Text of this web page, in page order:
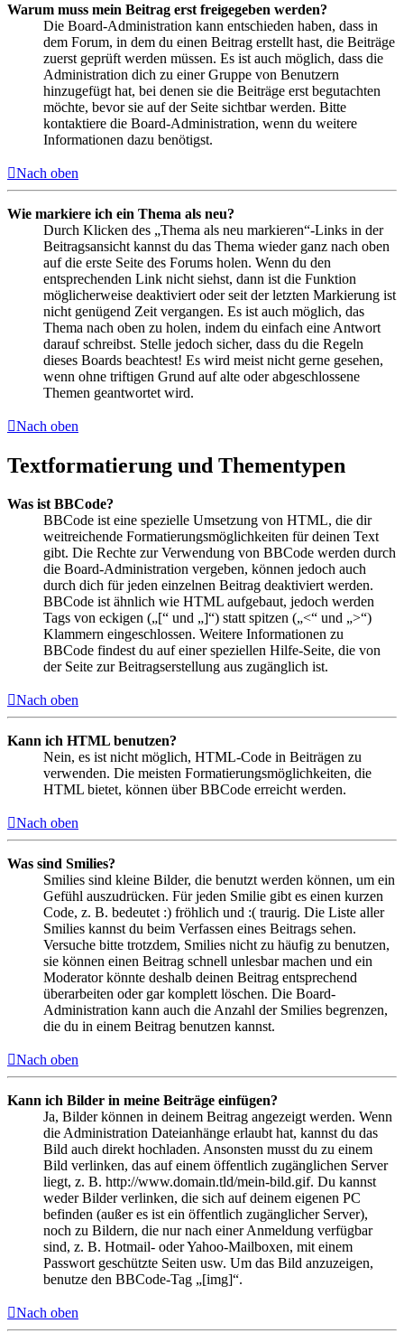
Warum muss mein Beitrag erst freigegeben werden?
Die Board-Administration kann entschieden haben, dass in
dem Forum, in dem du einen Beitrag erstellt hast, die Beiträge
zuerst geprüft werden müssen. Es ist auch möglich, dass die
Administration dich zu einer Gruppe von Benutzern
hinzugefügt hat, bei denen sie die Beiträge erst begutachten
möchte, bevor sie auf der Seite sichtbar werden. Bitte
kontaktiere die Board-Administration, wenn du weitere
Informationen dazu benötigst.
Nach oben
Wie markiere ich ein Thema als neu?
Durch Klicken des „Thema als neu markieren“-Links in der
Beitragsansicht kannst du das Thema wieder ganz nach oben
auf die erste Seite des Forums holen. Wenn du den
entsprechenden Link nicht siehst, dann ist die Funktion
möglicherweise deaktiviert oder seit der letzten Markierung ist
nicht genügend Zeit vergangen. Es ist auch möglich, das
Thema nach oben zu holen, indem du einfach eine Antwort
darauf schreibst. Stelle jedoch sicher, dass du die Regeln
dieses Boards beachtest! Es wird meist nicht gerne gesehen,
wenn ohne triftigen Grund auf alte oder abgeschlossene
Themen geantwortet wird.
Nach oben
Textformatierung und Thementypen
Was ist BBCode?
BBCode ist eine spezielle Umsetzung von HTML, die dir
weitreichende Formatierungsmöglichkeiten für deinen Text
gibt. Die Rechte zur Verwendung von BBCode werden durch
die Board-Administration vergeben, können jedoch auch
durch dich für jeden einzelnen Beitrag deaktiviert werden.
BBCode ist ähnlich wie HTML aufgebaut, jedoch werden
Tags von eckigen („[“ und „]“) statt spitzen („<“ und „>“)
Klammern eingeschlossen. Weitere Informationen zu
BBCode findest du auf einer speziellen Hilfe-Seite, die von
der Seite zur Beitragserstellung aus zugänglich ist.
Nach oben
Kann ich HTML benutzen?
Nein, es ist nicht möglich, HTML-Code in Beiträgen zu
verwenden. Die meisten Formatierungsmöglichkeiten, die
HTML bietet, können über BBCode erreicht werden.
Nach oben
Was sind Smilies?
Smilies sind kleine Bilder, die benutzt werden können, um ein
Gefühl auszudrücken. Für jeden Smilie gibt es einen kurzen
Code, z. B. bedeutet :) fröhlich und :( traurig. Die Liste aller
Smilies kannst du beim Verfassen eines Beitrags sehen.
Versuche bitte trotzdem, Smilies nicht zu häufig zu benutzen,
sie können einen Beitrag schnell unlesbar machen und ein
Moderator könnte deshalb deinen Beitrag entsprechend
überarbeiten oder gar komplett löschen. Die Board-
Administration kann auch die Anzahl der Smilies begrenzen,
die du in einem Beitrag benutzen kannst.
Nach oben
Kann ich Bilder in meine Beiträge einfügen?
Ja, Bilder können in deinem Beitrag angezeigt werden. Wenn
die Administration Dateianhänge erlaubt hat, kannst du das
Bild auch direkt hochladen. Ansonsten musst du zu einem
Bild verlinken, das auf einem öffentlich zugänglichen Server
liegt, z. B. http://www.domain.tld/mein-bild.gif. Du kannst
weder Bilder verlinken, die sich auf deinem eigenen PC
befinden (außer es ist ein öffentlich zugänglicher Server),
noch zu Bildern, die nur nach einer Anmeldung verfügbar
sind, z. B. Hotmail- oder Yahoo-Mailboxen, mit einem
Passwort geschützte Seiten usw. Um das Bild anzuzeigen,
benutze den BBCode-Tag „[img]“.
Nach oben